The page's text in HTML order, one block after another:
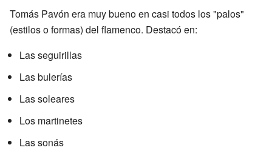
Tomás Pavón era muy bueno en casi todos los "palos"
(estilos o formas) del flamenco. Destacó en:
Las seguirillas
Las bulerías
Las soleares
Los martinetes
Las sonás